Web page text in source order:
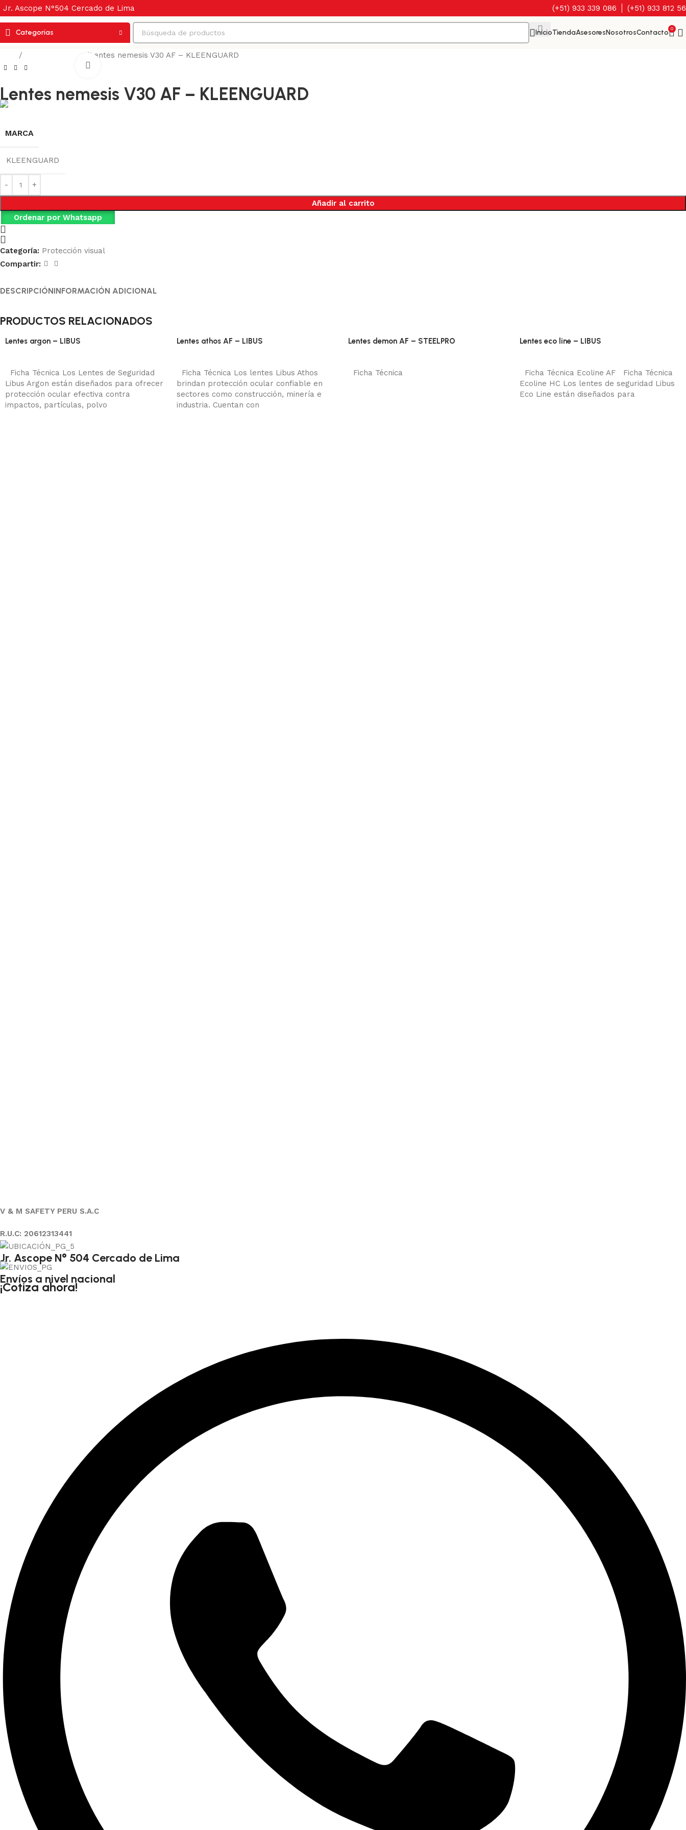
Jr. Ascope N°504 Cercado de Lima (+51) 933 339 086 (+51) 933 812
Categorías InicioTiendaAsesoresNosotrosContacto 0
Lentes nemesis V30 AF – KLEENGUARD
Lentes nemesis V30 AF – KLEENGUARD
MARCA
KLEENGUARD
Añadir al carrito
Ordenar por Whatsapp
Categoría: Protección visual
Compartir:
DESCRIPCIÓNINFORMACIÓN ADICIONAL
Ficha Técnica
PRODUCTOS RELACIONADOS
Lentes argon – LIBUS
Protección visual
Ficha Técnica Los Lentes de Seguridad
Libus Argon están diseñados para ofrecer
protección ocular efectiva contra
impactos, partículas, polvo
Lentes athos AF – LIBUS
Protección visual
Ficha Técnica Los lentes Libus Athos
brindan protección ocular confiable en
sectores como construcción, minería e
industria. Cuentan con
Lentes demon AF – STEELPRO
Protección visual
Ficha Técnica
Lentes eco line – LIBUS
Protección visual
Ficha Técnica Ecoline AF Ficha Técnica
Ecoline HC Los lentes de seguridad Libus
Eco Line están diseñados para
V & M SAFETY PERU S.A.C
R.U.C: 20612313441
Jr. Ascope N° 504 Cercado de Lima
Envíos a nivel nacional
¡Cotiza ahora!